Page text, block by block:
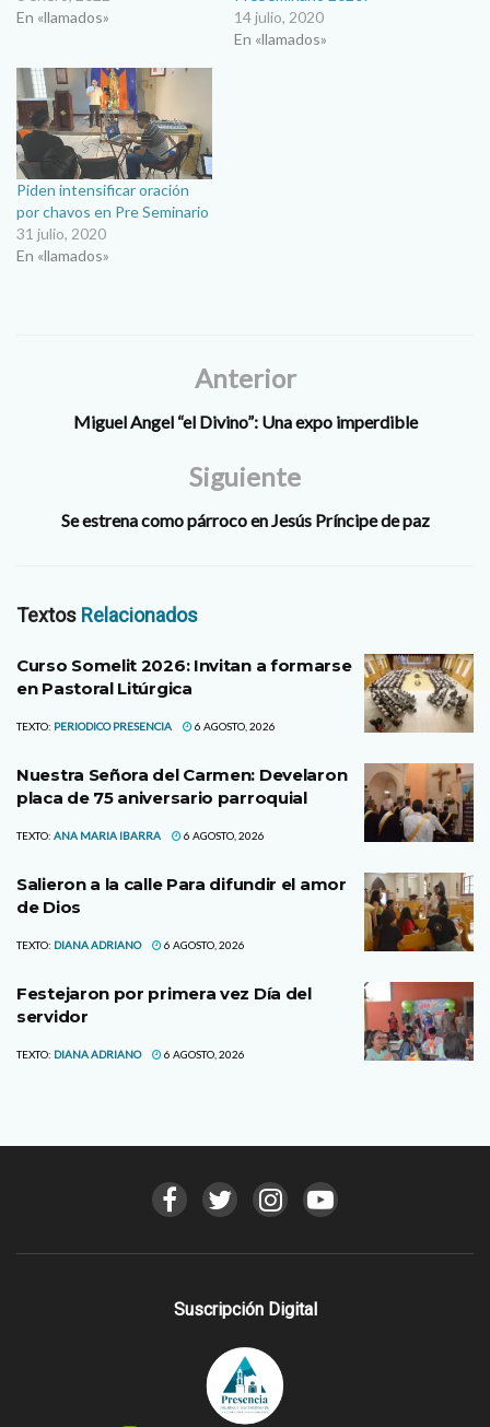
En «llamados»
14 julio, 2020
En «llamados»
Piden intensificar oración
por chavos en Pre Seminario
31 julio, 2020
En «llamados»
Anterior
Miguel Angel “el Divino”: Una expo imperdible
Siguiente
Se estrena como párroco en Jesús Príncipe de paz
Textos Relacionados
Curso Somelit 2026: Invitan a formarse
en Pastoral Litúrgica
TEXTO: PERIODICO PRESENCIA 6 AGOSTO, 2026
Nuestra Señora del Carmen: Develaron
placa de 75 aniversario parroquial
TEXTO: ANA MARIA IBARRA 6 AGOSTO, 2026
Salieron a la calle Para difundir el amor
de Dios
TEXTO: DIANA ADRIANO 6 AGOSTO, 2026
Festejaron por primera vez Día del
servidor
TEXTO: DIANA ADRIANO 6 AGOSTO, 2026
Suscripción Digital